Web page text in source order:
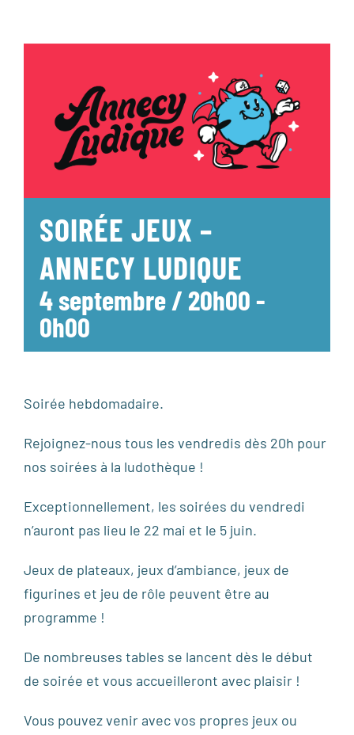
SOIRÉE JEUX –
ANNECY LUDIQUE
4 septembre / 20h00-
0h00
Soirée hebdomadaire.
Rejoignez-nous tous les vendredis dès 20h pour
nos soirées à la ludothèque !
Exceptionnellement, les soirées du vendredi
n’auront pas lieu le 22 mai et le 5 juin.
Jeux de plateaux, jeux d’ambiance, jeux de
figurines et jeu de rôle peuvent être au
programme !
De nombreuses tables se lancent dès le début
de soirée et vous accueilleront avec plaisir !
Vous pouvez venir avec vos propres jeux ou